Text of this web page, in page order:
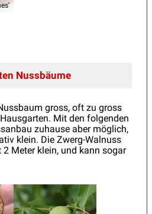
Nussbäume
gross, oft zu gross
Mit den folgenden
zuhause aber möglich,
klein. Die Zwerg-Walnuss
2 Meter klein, und kann sogar